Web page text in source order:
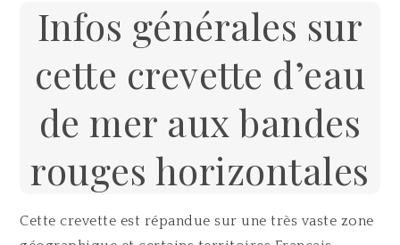
Infos générales sur
cette crevette d’eau
de mer aux bandes
rouges horizontales
Cette crevette est répandue sur une très vaste zone